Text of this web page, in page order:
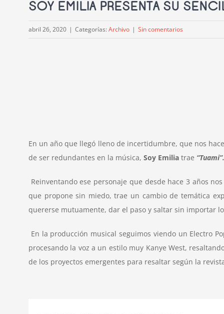
SOY EMILIA PRESENTA SU
abril 26, 2020 | Categorías: Archivo | Sin comentarios
En un año que llegó lleno de incertidumbre, que nos
de ser redundantes en la música, Soy Emilia trae “Tuami”.
Reinventando ese personaje que desde hace 3 años
que propone sin miedo, trae un cambio de temática
quererse mutuamente, dar el paso y saltar sin importar
En la producción musical seguimos viendo un Electro
procesando la voz a un estilo muy Kanye West,
de los proyectos emergentes para resaltar según la